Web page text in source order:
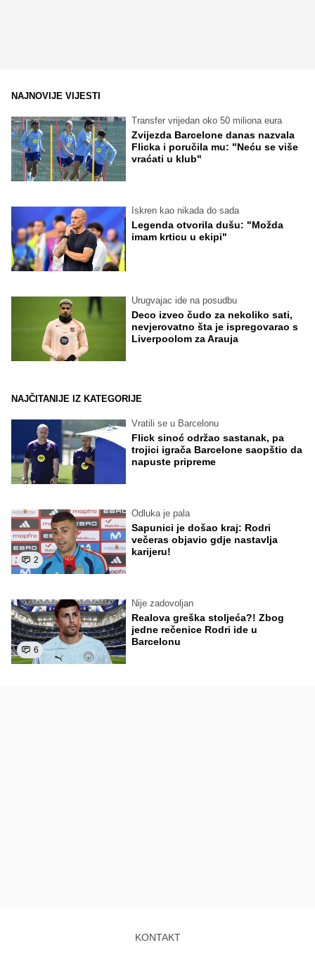
NAJNOVIJE VIJESTI
Transfer vrijedan oko 50 miliona eura
Zvijezda Barcelone danas nazvala
Flicka i poručila mu: "Neću se više
vraćati u klub"
Iskren kao nikada do sada
Legenda otvorila dušu: "Možda
imam krticu u ekipi"
Urugvajac ide na posudbu
Deco izveo čudo za nekoliko sati,
nevjerovatno šta je ispregovarao s
Liverpoolom za Arauja
NAJČITANIJE IZ KATEGORIJE
Vratili se u Barcelonu
Flick sinoć održao sastanak, pa
trojici igrača Barcelone saopštio da
napuste pripreme
2
Odluka je pala
Sapunici je došao kraj: Rodri
večeras objavio gdje nastavlja
karijeru!
6
Nije zadovoljan
Realova greška stoljeća?! Zbog
jedne rečenice Rodri ide u
Barcelonu
KONTAKT